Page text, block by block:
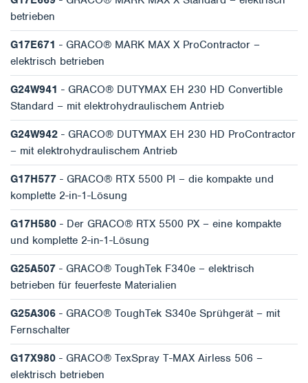
betrieben
G17E671 - GRACO® MARK MAX X ProContractor –
elektrisch betrieben
G24W941 - GRACO® DUTYMAX EH 230 HD Convertible
Standard – mit elektrohydraulischem Antrieb
G24W942 - GRACO® DUTYMAX EH 230 HD ProContractor
– mit elektrohydraulischem Antrieb
G17H577 - GRACO® RTX 5500 PI – die kompakte und
komplette 2-in-1-Lösung
G17H580 - Der GRACO® RTX 5500 PX – eine kompakte
und komplette 2-in-1-Lösung
G25A507 - GRACO® ToughTek F340e – elektrisch
betrieben für feuerfeste Materialien
G25A306 - GRACO® ToughTek S340e Sprühgerät – mit
Fernschalter
G17X980 - GRACO® TexSpray T-MAX Airless 506 –
elektrisch betrieben